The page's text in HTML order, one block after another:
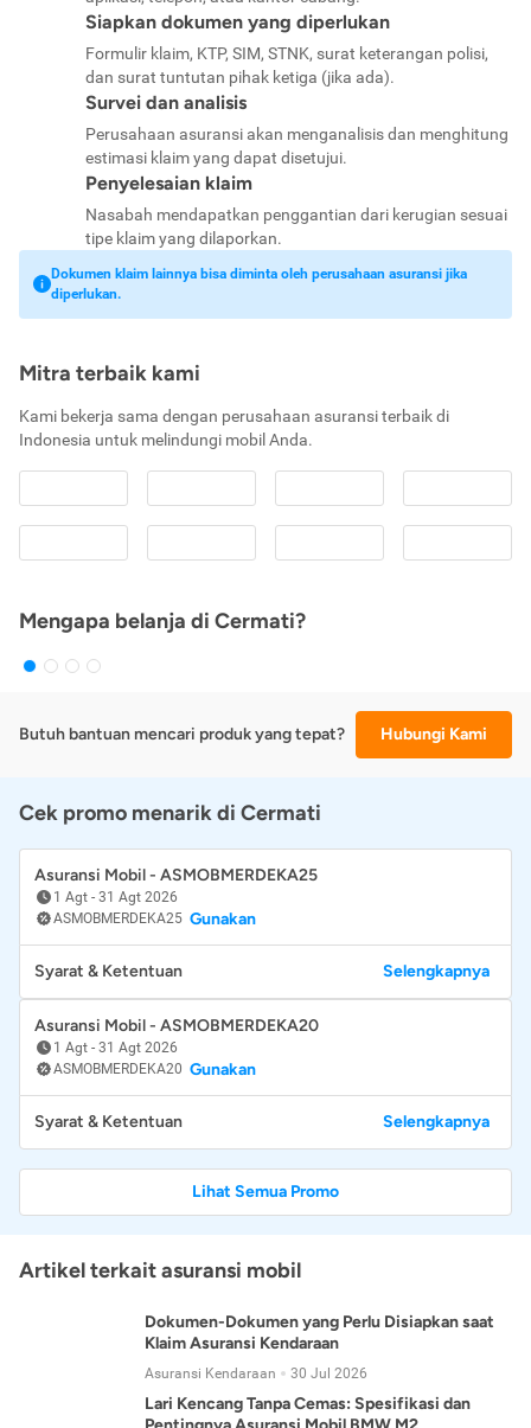
Siapkan dokumen yang diperlukan
Formulir klaim, KTP, SIM, STNK, surat keterangan polisi,
dan surat tuntutan pihak ketiga (jika ada).
Survei dan analisis
Perusahaan asuransi akan menganalisis dan menghitung
estimasi klaim yang dapat disetujui.
Penyelesaian klaim
Nasabah mendapatkan penggantian dari kerugian sesuai
tipe klaim yang dilaporkan.
Dokumen klaim lainnya bisa diminta oleh perusahaan asuransi jika
diperlukan.
Mitra terbaik kami
Kami bekerja sama dengan perusahaan asuransi terbaik di
Indonesia untuk melindungi mobil Anda.
Mengapa belanja di Cermati?
Butuh bantuan mencari produk yang tepat? Hubungi Kami
Cek promo menarik di Cermati
Asuransi Mobil - ASMOBMERDEKA25
1 Agt - 31 Agt 2026
ASMOBMERDEKA25 Gunakan
Syarat & Ketentuan Selengkapnya
Asuransi Mobil - ASMOBMERDEKA20
1 Agt - 31 Agt 2026
ASMOBMERDEKA20 Gunakan
Syarat & Ketentuan Selengkapnya
Lihat Semua Promo
Artikel terkait asuransi mobil
Dokumen-Dokumen yang Perlu Disiapkan saat
Klaim Asuransi Kendaraan
Asuransi Kendaraan 30 Jul 2026
Lari Kencang Tanpa Cemas: Spesifikasi dan